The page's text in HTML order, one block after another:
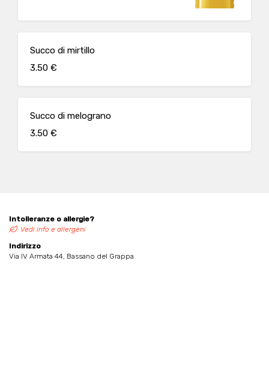
Succo di mirtillo
3.50 €
Succo di melograno
3.50 €
Intolleranze o allergie?
Vedi info e allergeni
Indirizzo
Via IV Armata 44, Bassano del Grappa